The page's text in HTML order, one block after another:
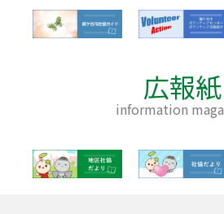
広報紙
information